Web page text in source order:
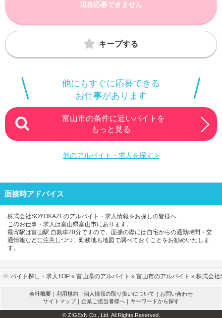
現在応募できません
キープする
他にもすぐに応募できる
お仕事があります
富山市の条件に近いバイトを
もっと見る
他のアルバイト・求人を探す >
面接時アドバイス
株式会社SOYOKAZEのアルバイト・求人情報をお探しの皆様へ
このお仕事・求人は富山県富山市にあります。
最寄駅は富山駅 自動車20分ですので、面接の際には自宅からの通勤時間・交
通情報などに注意しつつ、勤務地も地図で調べておくことをお勧めいたしま
す。
バイト探し・求人TOP » 富山県のアルバイト » 富山市のアルバイト » 株式会社
会社概要 ｜ 利用規約 ｜ 個人情報の取り扱いについて ｜ お問い合わせ
サイトマップ｜ 企業ご担当者様へ｜ キーワードから探す
© ZIGExN Co., Ltd. All Rights Reserved.